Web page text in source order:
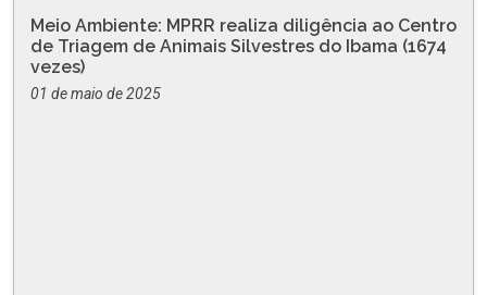
Meio Ambiente: MPRR realiza diligência ao Centro
de Triagem de Animais Silvestres do Ibama (1674
vezes)
01 de maio de 2025